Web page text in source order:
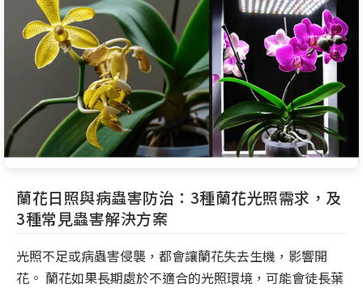
蘭花日照與病蟲害防治：3種蘭花光照需求，及
3種常見蟲害解決方案
光照不足或病蟲害侵襲，都會讓蘭花失去生機，影響開
花。 蘭花如果長期處於不適合的光照環境，可能會徒長葉